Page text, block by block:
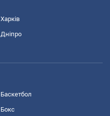
Харків
Дніпро
Баскетбол
Бокс